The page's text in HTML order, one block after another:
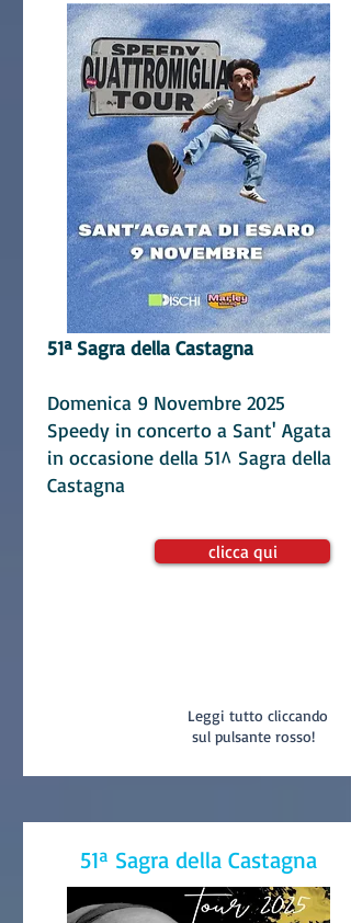
51ª Sagra della Castagna
​Domenica 9 Novembre 2025
Speedy in concerto a Sant' Agata
in occasione della 51^ Sagra della
Castagna
Leggi tutto cliccando
sul pulsante rosso!
clicca qui
51ª Sagra della Castagna